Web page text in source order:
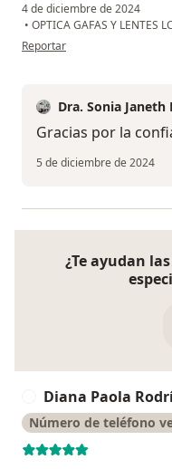
4 de diciembre de 2024
• OPTICA GAFAS Y LENTES LC
en opinión del usuario María
Reportar
Dra. Sonia Janeth
Gracias por la
5 de diciembre de 2024
¿Te ayudan
Diana Paola
Número de teléfono